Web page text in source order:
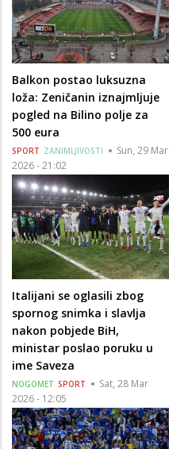
Balkon postao luksuzna
loža: Zeničanin iznajmljuje
pogled na Bilino polje za
500 eura
SPORT ZANIMLJIVOSTI
Sun, 29 Mar
2026 - 21:02
Italijani se oglasili zbog
spornog snimka i slavlja
nakon pobjede BiH,
ministar poslao poruku u
ime Saveza
NOGOMET SPORT
Sat, 28 Mar
2026 - 12:05